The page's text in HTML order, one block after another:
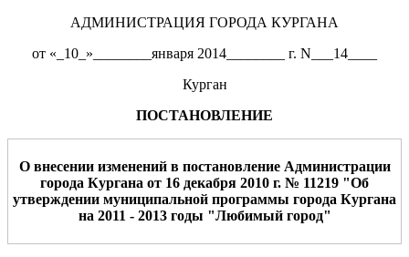
АДМИНИСТРАЦИЯ ГОРОДА КУРГАНА
от «_10_»________января 2014________ г. N___14____
Курган
ПОСТАНОВЛЕНИЕ
О внесении изменений в постановление Администрации
города Кургана от 16 декабря 2010 г. № 11219 "Об
утверждении муниципальной программы города Кургана
на 2011 - 2013 годы "Любимый город"